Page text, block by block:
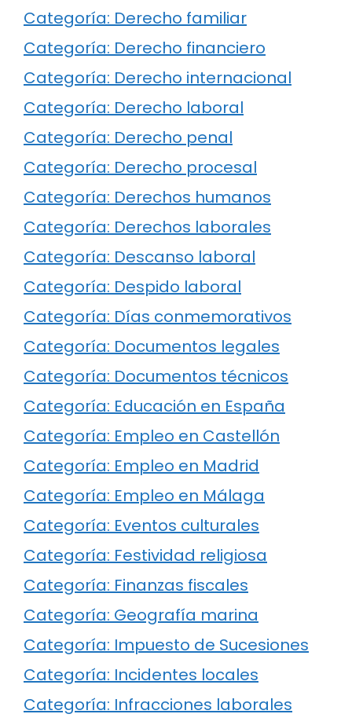
Categoría: Derecho familiar
Categoría: Derecho financiero
Categoría: Derecho internacional
Categoría: Derecho laboral
Categoría: Derecho penal
Categoría: Derecho procesal
Categoría: Derechos humanos
Categoría: Derechos laborales
Categoría: Descanso laboral
Categoría: Despido laboral
Categoría: Días conmemorativos
Categoría: Documentos legales
Categoría: Documentos técnicos
Categoría: Educación en España
Categoría: Empleo en Castellón
Categoría: Empleo en Madrid
Categoría: Empleo en Málaga
Categoría: Eventos culturales
Categoría: Festividad religiosa
Categoría: Finanzas fiscales
Categoría: Geografía marina
Categoría: Impuesto de Sucesiones
Categoría: Incidentes locales
Categoría: Infracciones laborales